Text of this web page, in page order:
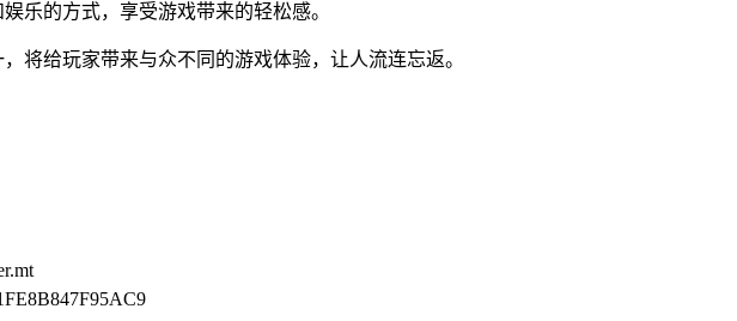
乐的方式，享受游戏带来的轻松感。
将给玩家带来与众不同的游戏体验，让人流连忘返。